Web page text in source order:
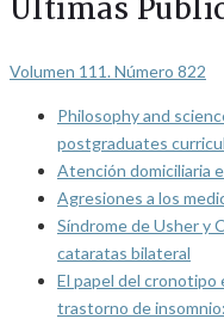
Últimas
Volumen 111. Número 822
Philosophy and
postgraduates
Atención domiciliaria
Agresiones a los
Síndrome de Usher y
cataratas bilateral
El papel del
trastorno de